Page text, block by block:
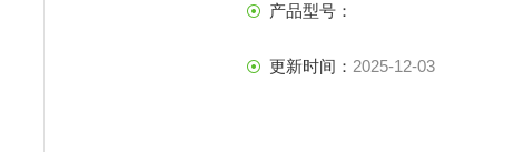
产品型号：
更新时间： 2025-12-03